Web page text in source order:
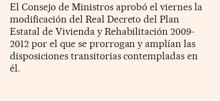
El Consejo de Ministros aprobó el viernes la
modificación del Real Decreto del Plan
Estatal de Vivienda y Rehabilitación 2009-
2012 por el que se prorrogan y amplían las
disposiciones transitorias contempladas en
él.